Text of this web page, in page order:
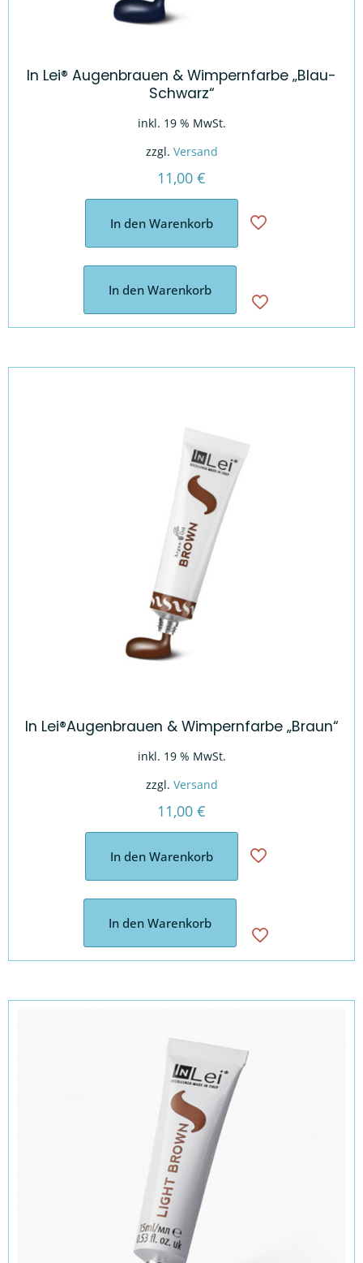
In Lei® Augenbrauen & Wimpernfarbe „Blau-
Schwarz“
inkl. 19 % MwSt.
zzgl. Versand
11,00 €
In den Warenkorb
In den Warenkorb
In Lei®Augenbrauen & Wimpernfarbe „Braun“
inkl. 19 % MwSt.
zzgl. Versand
11,00 €
In den Warenkorb
In den Warenkorb